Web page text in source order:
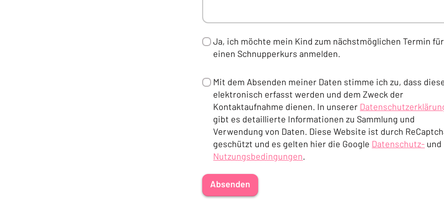
Ja, ich möchte mein Kind zum nächstmöglichen Termin für
einen Schnupperkurs anmelden.
Mit dem Absenden meiner Daten stimme ich zu, dass
elektronisch erfasst werden und dem Zweck der
Kontaktaufnahme dienen. In unserer
(Öffnet in einem
gibt es detaillierte Informationen zu Sammlung und
Verwendung von Daten. Diese Website ist durch
geschützt und es gelten hier die Google Datenschutz- und
Nutzungsbedingungen.
Absenden